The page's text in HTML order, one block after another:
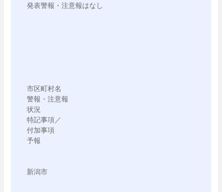
発表警報・注意報はなし
市区町村名
警報・注意報
状況
特記事項／
付加事項
予報
新潟市